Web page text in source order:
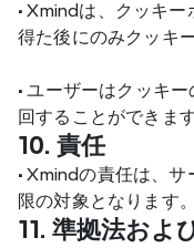
• Xmindは、クッキー
得た後にのみクッキ
• ユーザーはクッキ
回することができます
10. 責任
• Xmindの責任は、サ
限の対象となります。
11. 準拠法およ